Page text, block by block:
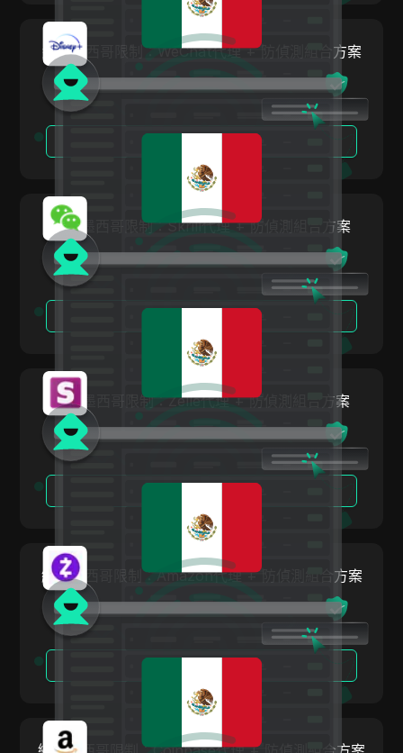
Google Ads
Google Pay
HBO Max
Kakaotalk
Lazada
Line
Media.net
Medium
Mercari
Neteller
Netflix
Newegg
OnlyFans
Outbrain
Patreon
Payoneer
以色列
大韓民國
拉托維亞
列支敦斯登
立陶宛
盧森堡
馬爾他
墨西哥
挪威
羅馬尼亞
俄羅斯聯邦
斯洛伐克
瑞典
烏克蘭
大不列顛及北愛爾蘭聯合王國
繞過墨西哥限制：WeChat代理 + 防偵測組合方案
繞過墨西哥限制：Skrill代理 + 防偵測組合方案
繞過墨西哥限制：Zelle代理 + 防偵測組合方案
繞過墨西哥限制：Amazon代理 + 防偵測組合方案